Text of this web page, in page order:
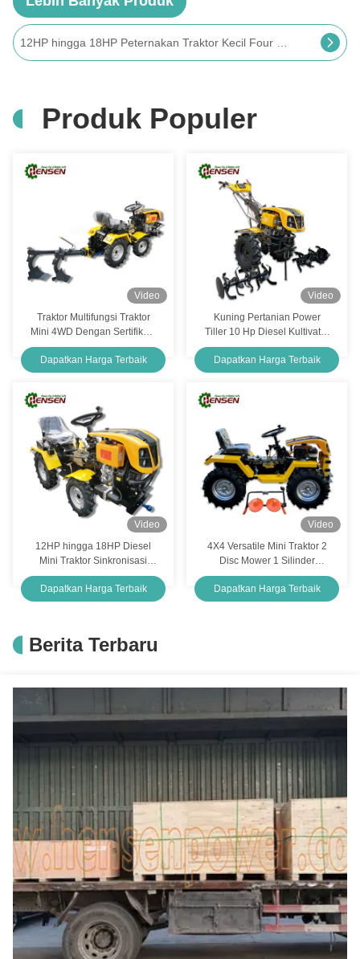
Produk Populer
Video
Traktor Multifungsi Traktor
Mini 4WD Dengan Sertifikasi
CE
Dapatkan Harga Terbaik
Video
Kuning Pertanian Power
Tiller 10 Hp Diesel Kultivator
OEM Desain
Dapatkan Harga Terbaik
Video
12HP hingga 18HP Diesel
Mini Traktor Sinkronisasi
Pertanian Multi Fungsi
Dapatkan Harga Terbaik
Video
4X4 Versatile Mini Traktor 2
Disc Mower 1 Silinder
Pertanian Traktor Mini
Dapatkan Harga Terbaik
Berita Terbaru